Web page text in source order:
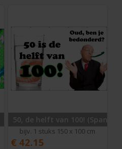
50, de helft van 100!
bijv. 1 stuks 150 x 100 cm
€ 42.15